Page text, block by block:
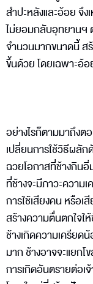
สำปะหลังและอ้อย จึ
ไม่ยอมกลับอุทยานฯ
จำนวนมากขนาดนี้ ส
ขึ้นด้วย โดยเฉพาะอ้
อย่างไรก็ตามมาถึงต
เปลี่ยนการใช้วิธีผลั
ฉวยโอกาสที่ช้างกินอิ่
ที่ช้างจะมีภาวะควา
การใช้เสียงคน หรือเ
สร้างความตื่นตกใจใ
ช้างเกิดความเครียด
มาก ช้างอาจจะแยก
การเกิดอันตรายต่อเ